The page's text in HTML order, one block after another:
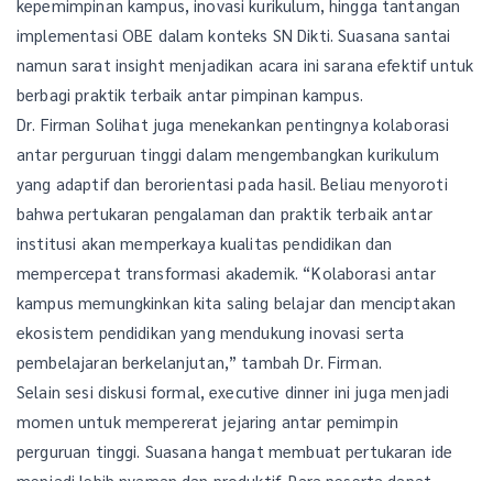
kepemimpinan kampus, inovasi kurikulum, hingga tantangan
implementasi OBE dalam konteks SN Dikti. Suasana santai
namun sarat insight menjadikan acara ini sarana efektif untuk
berbagi praktik terbaik antar pimpinan kampus.
Dr. Firman Solihat juga menekankan pentingnya kolaborasi
antar perguruan tinggi dalam mengembangkan kurikulum
yang adaptif dan berorientasi pada hasil. Beliau menyoroti
bahwa pertukaran pengalaman dan praktik terbaik antar
institusi akan memperkaya kualitas pendidikan dan
mempercepat transformasi akademik. “Kolaborasi antar
kampus memungkinkan kita saling belajar dan menciptakan
ekosistem pendidikan yang mendukung inovasi serta
pembelajaran berkelanjutan,” tambah Dr. Firman.
Selain sesi diskusi formal, executive dinner ini juga menjadi
momen untuk mempererat jejaring antar pemimpin
perguruan tinggi. Suasana hangat membuat pertukaran ide